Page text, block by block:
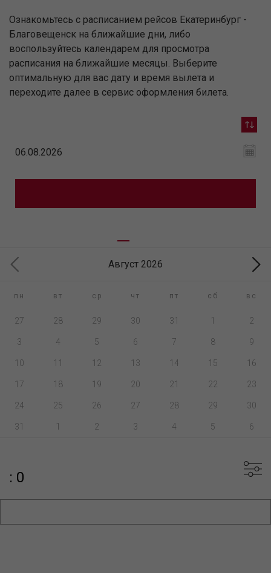
Ознакомьтесь с расписанием рейсов Екатеринбург -
Благовещенск на ближайшие дни, либо
воспользуйтесь календарем для просмотра
расписания на ближайшие месяцы. Выберите
оптимальную для вас дату и время вылета и
переходите далее в сервис оформления билета.
Август 2026
пн вт ср чт пт сб вс
27 28 29 30 31 1 2
3 4 5 6 7 8 9
10 11 12 13 14 15 16
17 18 19 20 21 22 23
24 25 26 27 28 29 30
31 1 2 3 4 5 6
: 0